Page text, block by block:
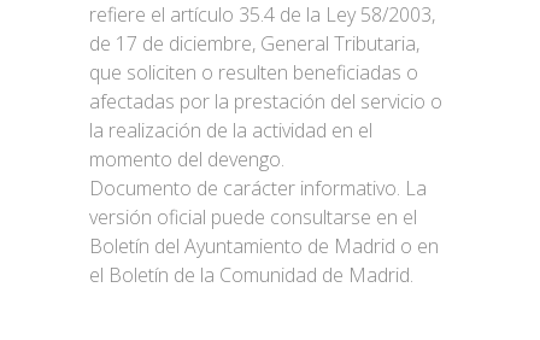
refiere el artículo 35.4 de la Ley 58/2003,
de 17 de diciembre, General Tributaria,
que soliciten o resulten beneficiadas o
afectadas por la prestación del servicio o
la realización de la actividad en el
momento del devengo.
Documento de carácter informativo. La
versión oficial puede consultarse en el
Boletín del Ayuntamiento de Madrid o en
el Boletín de la Comunidad de Madrid.